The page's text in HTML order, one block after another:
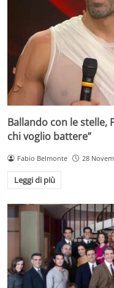
Ballando con le stelle,
chi voglio battere”
Fabio Belmonte 28
Leggi di più